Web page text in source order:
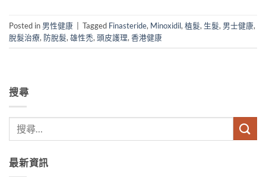
Posted in 男性健康 Tagged Finasteride, Minoxidil, 植髮, 生髮, 男士健康,
脫髮治療, 防脫髮, 雄性禿, 頭皮護理, 香港健康
搜尋
最新資訊